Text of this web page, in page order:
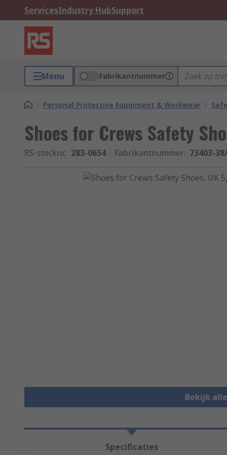
ServicesIndustry HubSupport
Menu Fabrikantnummer
/ Personal Protective Equipment & Workwear /
Shoes for Crews Safety
RS-stocknr.: 283-0654 Fabrikantnummer: 73403-
Bekijk
Specificaties